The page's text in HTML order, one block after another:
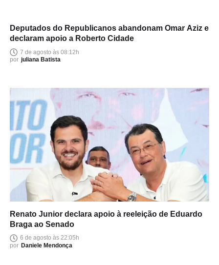
Deputados do Republicanos abandonam Omar Aziz e
declaram apoio a Roberto Cidade
7 de agosto às 08:12h
por juliana Batista
Renato Junior declara apoio à reeleição de Eduardo
Braga ao Senado
6 de agosto às 22:05h
por Daniele Mendonça